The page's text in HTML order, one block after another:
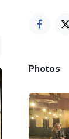
Photos